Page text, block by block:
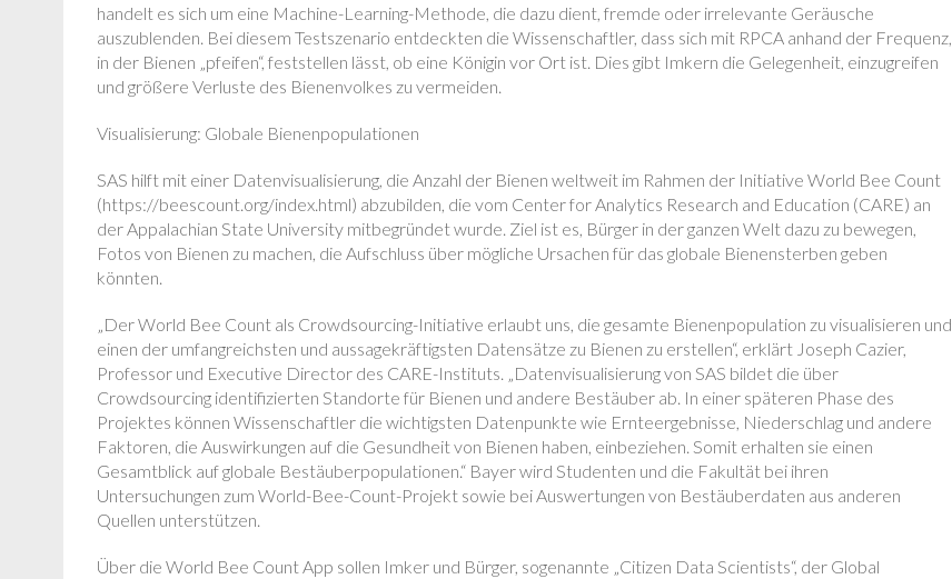
handelt es sich um eine Machine-Learning-Methode, die dazu dient, fremde oder irrelevante Geräusche
auszublenden. Bei diesem Testszenario entdeckten die Wissenschaftler, dass sich mit RPCA anhand der Frequenz,
in der Bienen „pfeifen“, feststellen lässt, ob eine Königin vor Ort ist. Dies gibt Imkern die Gelegenheit, einzugreifen
und größere Verluste des Bienenvolkes zu vermeiden.
Visualisierung: Globale Bienenpopulationen
SAS hilft mit einer Datenvisualisierung, die Anzahl der Bienen weltweit im Rahmen der Initiative World Bee Count
(https://beescount.org/index.html) abzubilden, die vom Center for Analytics Research and Education (CARE) an
der Appalachian State University mitbegründet wurde. Ziel ist es, Bürger in der ganzen Welt dazu zu bewegen,
Fotos von Bienen zu machen, die Aufschluss über mögliche Ursachen für das globale Bienensterben geben
könnten.
„Der World Bee Count als Crowdsourcing-Initiative erlaubt uns, die gesamte Bienenpopulation zu visualisieren und
einen der umfangreichsten und aussagekräftigsten Datensätze zu Bienen zu erstellen“, erklärt Joseph Cazier,
Professor und Executive Director des CARE-Instituts. „Datenvisualisierung von SAS bildet die über
Crowdsourcing identifizierten Standorte für Bienen und andere Bestäuber ab. In einer späteren Phase des
Projektes können Wissenschaftler die wichtigsten Datenpunkte wie Ernteergebnisse, Niederschlag und andere
Faktoren, die Auswirkungen auf die Gesundheit von Bienen haben, einbeziehen. Somit erhalten sie einen
Gesamtblick auf globale Bestäuberpopulationen.“ Bayer wird Studenten und die Fakultät bei ihren
Untersuchungen zum World-Bee-Count-Projekt sowie bei Auswertungen von Bestäuberdaten aus anderen
Quellen unterstützen.
Über die World Bee Count App sollen Imker und Bürger, sogenannte „Citizen Data Scientists“, der Global